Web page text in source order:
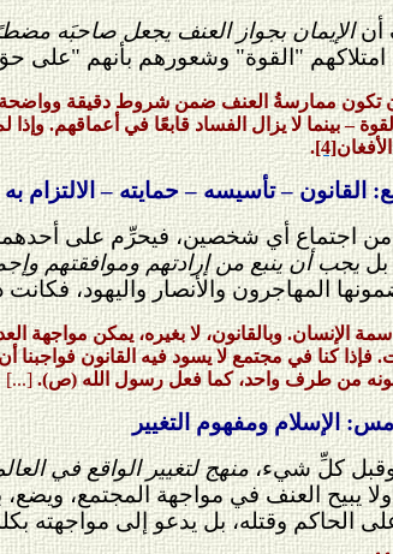
أنالإيمان بجواز العنف يجعل صاحبَه
امتلاكهم "القوة" وشعورهم بأنهم "على
تكون ممارسةُ العنف ضمن شروط دقيقة وواضحة
– بينما لا يزال الفساد قابعًا في أعماقهم.
[4]
.
القانون – تأسيسه – حمايته – الالتزام به
من اجتماع أي شخصين، فيحرِّم على
بليجب أن ينبع من إرادتهم وموافقتهم
المهاجرون والأنصار واليهود،
سمة الإنسان. وبالقانون، لا بغيره، يمكن
فإذا كنا في مجتمع لا يسود فيه القانون فواجبنا
من طرف واحد، كما فعل رسول الله (ص).[...]
الإسلام ومفهوم التغيير
وقبل كلِّ شيء،منهج لتغيير الواقع في
ولا يبيح العنف في مواجهة المجتمع،
الحاكم وقتله، بل يدعو إلى مواجهته